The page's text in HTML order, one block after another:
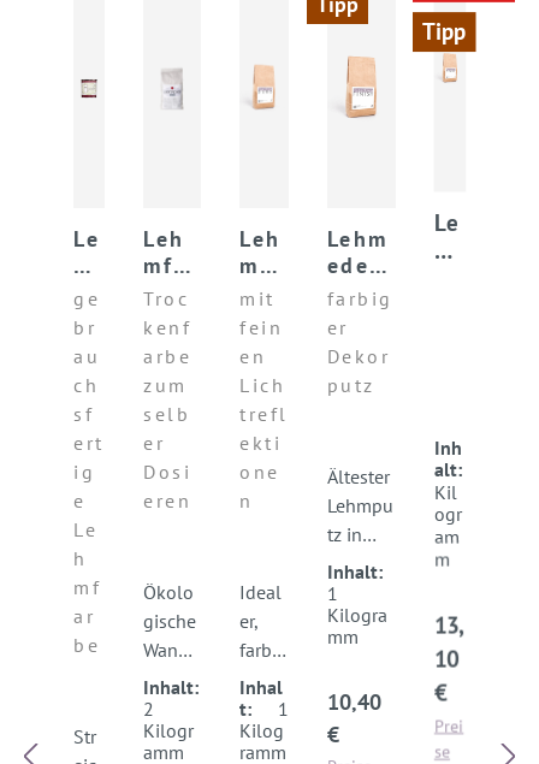
Le
h
mf
ar
I-
PA
IN
T
ge
br
au
ch
sf
ert
ig
e
Le
h
mf
ar
be
Str
Leh
mfar
be
DRY-
PAIN
T
Troc
kenf
arbe
zum
selb
er
Dosi
eren
Ökolo
gische
Wandf
arbe
zum
Anmis
Inhalt:
2
Kilogr
amm
Leh
mfe
inp
utz
O
mit
fein
en
Lich
trefl
ekti
one
n
Ideal
er,
farbig
er
Lehm
feinp
Inhal
t:
1
Kilog
ramm
Lehm
edelp
utz
FINIS
H
farbig
er
Dekor
putz
Ältester
Lehmpu
tz in
Europa.
Bewährt
e
Rezeptu
Jahren!
Besticht
Inhalt:
1
Kilogra
mm
Regulärer Preis:
10,40
€
Tipp
Le
h
z
T-
PA
IN
T
Inh
alt:
Kil
ogr
am
m
Regulärer
13,
10
€
Prei
se